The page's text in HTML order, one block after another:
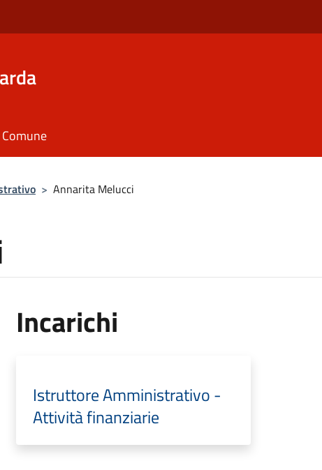
> Annarita Melucci
Incarichi
Istruttore Amministrativo -
Attività finanziarie